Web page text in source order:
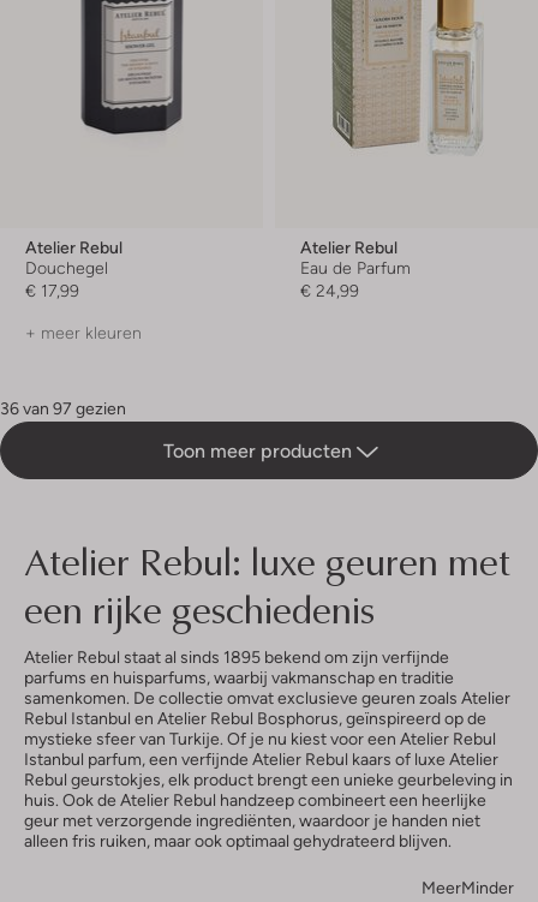
Atelier Rebul
Douchegel
€ 17,99
+ meer kleuren
Atelier Rebul
Eau de Parfum
€ 24,99
36 van 97 gezien
Toon meer producten
Atelier Rebul: luxe geuren met
een rijke geschiedenis
Atelier Rebul staat al sinds 1895 bekend om zijn verfijnde
parfums en huisparfums, waarbij vakmanschap en traditie
samenkomen. De collectie omvat exclusieve geuren zoals Atelier
Rebul Istanbul en Atelier Rebul Bosphorus, geïnspireerd op de
mystieke sfeer van Turkije. Of je nu kiest voor een Atelier Rebul
Istanbul parfum, een verfijnde Atelier Rebul kaars of luxe Atelier
Rebul geurstokjes, elk product brengt een unieke geurbeleving in
huis. Ook de Atelier Rebul handzeep combineert een heerlijke
geur met verzorgende ingrediënten, waardoor je handen niet
alleen fris ruiken, maar ook optimaal gehydrateerd blijven.
MeerMinder